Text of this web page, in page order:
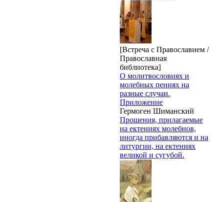
[Встреча с Православием /
Православная
библиотека]
О молитвословиях и
молебных пениях на
разные случаи.
Приложение
Гермоген Шиманский
Прошения, прилагаемые
на ектениях молебнов,
иногда прибавляются и на
литургии, на ектениях
великой и сугубой.